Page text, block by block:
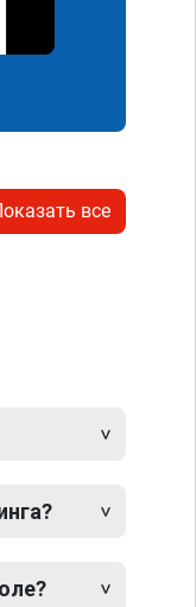
все